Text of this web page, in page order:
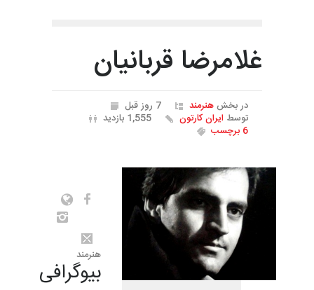
غلامرضا قربانیان
در بخشهنرمند
7 روز قبل
توسط ایران کارتون
1,555 بازدید
6 برچسب
هنرمند
بیوگرافی